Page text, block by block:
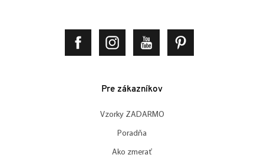
Pre zákazníkov
Vzorky ZADARMO
Poradňa
Ako zmerať